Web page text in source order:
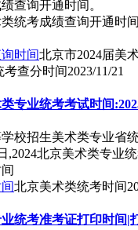
查询开通时间。
时间北京市2024届美
考查分时间2023/11/21
专业统考考试时间
校招生美术类专业省
,2024北京美术类专业
北京美术类统考时间
统考准考证打印时间|